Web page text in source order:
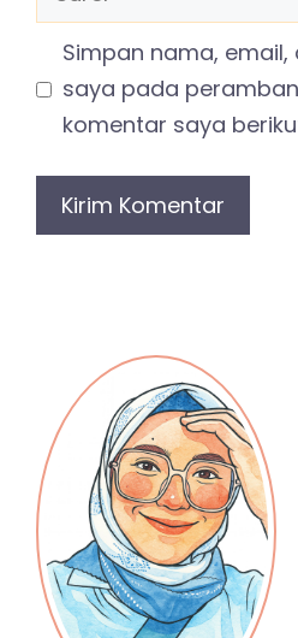
Simpan nama,
saya pada
komentar saya